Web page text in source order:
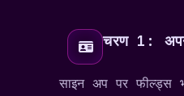
चरण 1:
साइन अप पर फील्ड्स